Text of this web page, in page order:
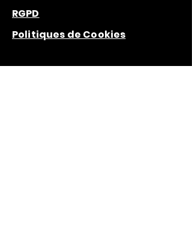
RGPD
Politiques de Cookies